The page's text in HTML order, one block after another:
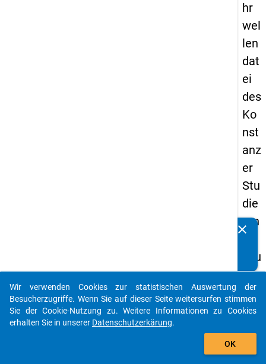
hr
wel
len
dat
ei
des
Ko
nst
anz
er
Stu
die
ren
nsu
rve
ys
19
clear
auto_stories
add_shopping_cart
Wir verwenden Cookies zur statistischen Auswertung der
Besucherzugriffe. Wenn Sie auf dieser Seite weitersurfen stimmen
Sie der Cookie-Nutzung zu. Weitere Informationen zu Cookies
erhalten Sie in unserer Datenschutzerkärung.
OK